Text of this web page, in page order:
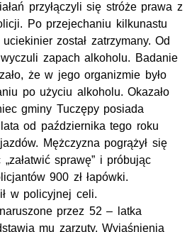
przyłączyli się stróże prawa z
Po przejechaniu kilkunastu
został zatrzymany. Od
zapach alkoholu. Badanie
że w jego organizmie było
po użyciu alkoholu. Okazało
gminy Tuczępy posiada
od października tego roku
Mężczyzna pogrążył się
sprawę” i próbując
900 zł łapówki.
w policyjnej celi.
przez 52 – latka
mu zarzuty. Wyjaśnienia